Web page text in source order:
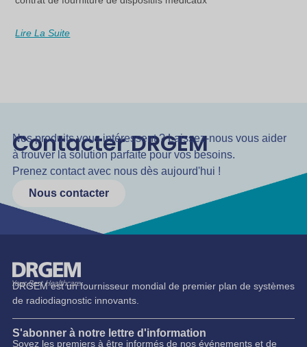
Lire La Suite
Contacter DRGEM
Nos produits vous intéressent ? Laissez-nous vous aider
à trouver la solution parfaite pour vos besoins.
Prenez contact avec nous dès aujourd'hui !
Nous contacter
DRGEM est un fournisseur mondial de premier plan de systèmes
de radiodiagnostic innovants.
S'abonner à notre lettre d'information
Soyez les premiers à être informés de nos événements et de